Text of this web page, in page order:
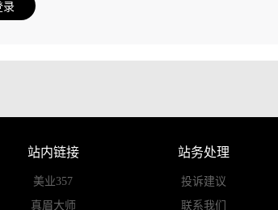
录
站内链接
美业357
真眉大师
站务处理
投诉建议
联系我们